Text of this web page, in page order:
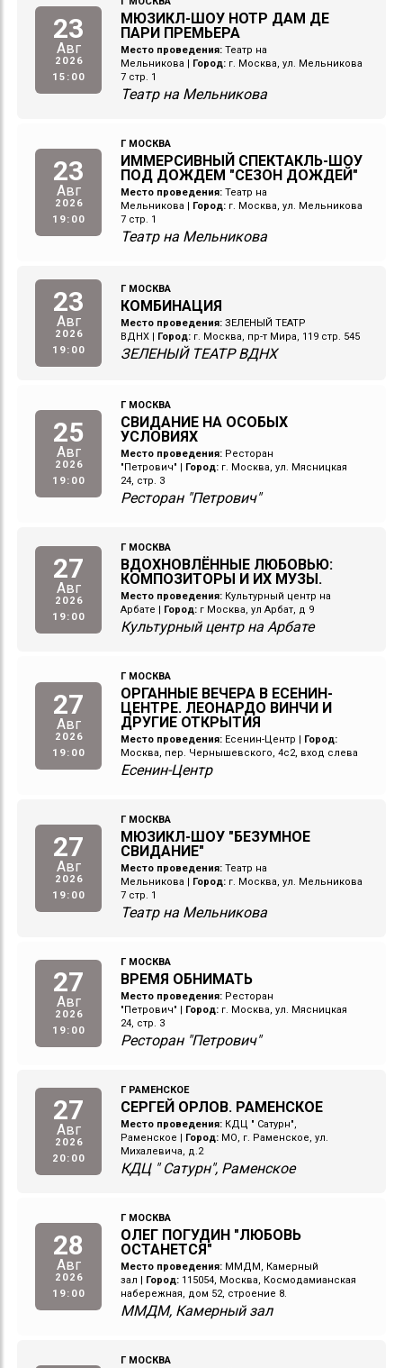
23
Авг
2026
15:00
МЮЗИКЛ-ШОУ НОТР ДАМ ДЕ
ПАРИ ПРЕМЬЕРА
Место проведения: Театр на
Мельникова
Город: г. Москва, ул. Мельникова
7 стр. 1
Театр на Мельникова
23
Авг
2026
19:00
Г МОСКВА
ИММЕРСИВНЫЙ СПЕКТАКЛЬ-ШОУ
ПОД ДОЖДЕМ "СЕЗОН ДОЖДЕЙ"
Место проведения: Театр на
Мельникова
Город: г. Москва, ул. Мельникова
7 стр. 1
Театр на Мельникова
23
Авг
2026
19:00
Г МОСКВА
КОМБИНАЦИЯ
Место проведения: ЗЕЛЕНЫЙ ТЕАТР
ВДНХ | Город: г. Москва, пр-т Мира, 119 стр. 545
ЗЕЛЕНЫЙ ТЕАТР ВДНХ
25
Авг
2026
19:00
Г МОСКВА
СВИДАНИЕ НА ОСОБЫХ
УСЛОВИЯХ
Место проведения: Ресторан
"Петрович"
Город: г. Москва, ул. Мясницкая
24, стр. 3
Ресторан "Петрович"
27
Авг
2026
19:00
Г МОСКВА
ВДОХНОВЛЁННЫЕ ЛЮБОВЬЮ:
КОМПОЗИТОРЫ И ИХ МУЗЫ.
Место проведения: Культурный центр на
Арбате
Город: г Москва, ул Арбат, д 9
Культурный центр на Арбате
27
Авг
2026
19:00
Г МОСКВА
ОРГАННЫЕ ВЕЧЕРА В ЕСЕНИН-
ЦЕНТРЕ. ЛЕОНАРДО ВИНЧИ И
ДРУГИЕ ОТКРЫТИЯ
Место проведения: Есенин-Центр
Город:
Москва, пер. Чернышевского, 4с2, вход слева
Есенин-Центр
27
Авг
2026
19:00
Г МОСКВА
МЮЗИКЛ-ШОУ "БЕЗУМНОЕ
СВИДАНИЕ"
Место проведения: Театр на
Мельникова
Город: г. Москва, ул. Мельникова
7 стр. 1
Театр на Мельникова
27
Авг
2026
19:00
Г МОСКВА
ВРЕМЯ ОБНИМАТЬ
Место проведения: Ресторан
"Петрович"
Город: г. Москва, ул. Мясницкая
24, стр. 3
Ресторан "Петрович"
27
Авг
2026
20:00
Г РАМЕНСКОЕ
СЕРГЕЙ ОРЛОВ. РАМЕНСКОЕ
Место проведения: КДЦ " Сатурн",
Раменское
Город: МО, г. Раменское, ул.
Михалевича, д.2
КДЦ " Сатурн", Раменское
28
Авг
2026
19:00
Г МОСКВА
ОЛЕГ ПОГУДИН "ЛЮБОВЬ
ОСТАНЕТСЯ"
Место проведения: ММДМ, Камерный
зал
Город: 115054, Москва, Космодамианская
набережная, дом 52, строение 8.
ММДМ, Камерный зал
Г МОСКВА